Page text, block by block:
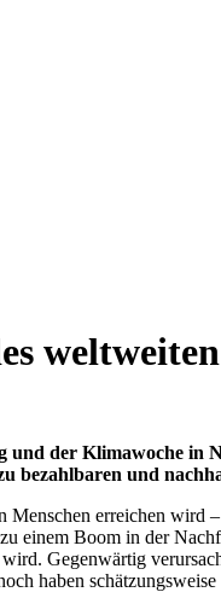
der Klimawoche in
bezahlbaren und
erreichen wird
einem Boom in der
Gegenwärtig
haben